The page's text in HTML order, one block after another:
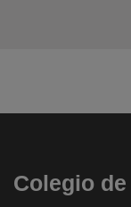
Colegio